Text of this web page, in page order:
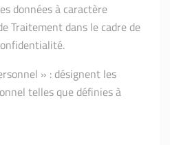
données à caractère
Traitement dans le cadre de
» : désignent les
telles que définies à